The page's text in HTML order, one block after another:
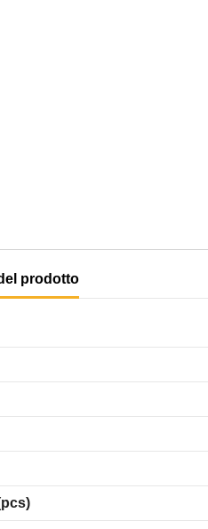
prodotto